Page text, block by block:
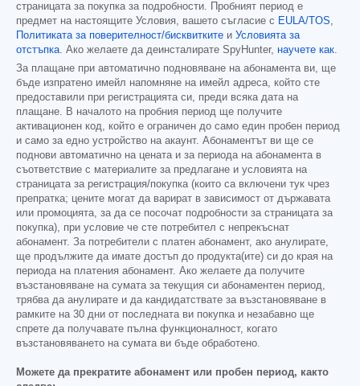
страницата за покупка за подробности. Пробният период е
предмет на настоящите Условия, вашето съгласие с EULA/TOS,
Политиката за поверителност/бисквитките и Условията за
отстъпка. Ако желаете да деинсталирате SpyHunter, научете как.
За плащане при автоматично подновяване на абонамента ви, ще
бъде изпратено имейл напомняне на имейл адреса, който сте
предоставили при регистрацията си, преди всяка дата на
плащане. В началото на пробния период ще получите
активационен код, който е ограничен до само един пробен период
и само за едно устройство на акаунт. Абонаментът ви ще се
поднови автоматично на цената и за периода на абонамента в
съответствие с материалите за предлагане и условията на
страницата за регистрация/покупка (които са включени тук чрез
препратка; цените могат да варират в зависимост от държавата
или промоцията, за да се посочат подробности за страницата за
покупка), при условие че сте потребител с непрекъснат
абонамент. За потребители с платен абонамент, ако анулирате,
ще продължите да имате достъп до продукта(ите) си до края на
периода на платения абонамент. Ако желаете да получите
възстановяване на сумата за текущия си абонаментен период,
трябва да анулирате и да кандидатствате за възстановяване в
рамките на 30 дни от последната ви покупка и незабавно ще
спрете да получавате пълна функционалност, когато
възстановяването на сумата ви бъде обработено.
Можете да прекратите абонамент или пробен период, както